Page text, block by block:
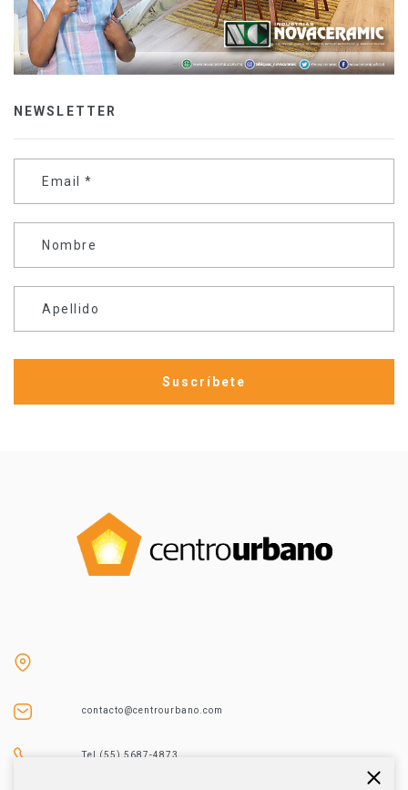
NEWSLETTER
Email *
Nombre
Apellido
contacto@centrourbano.com
Tel (55) 5687-4873